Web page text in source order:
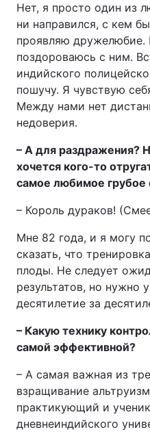
Нет, я просто один из
ни направился, с кем
проявляю дружелюбие.
поздороваюсь с ним.
индийского
пошучу. Я чувствую
Между нами нет
недоверия.
– А для раздражения?
хочется кого-то
самое любимое грубое
– Король дураков!
Мне 82 года, и я могу
сказать, что
плоды. Не следует
результатов, но нужно
десятилетие за
– Какую технику
самой эффективной?
– А самая важная из
взращивание
практикующий и
дневнеиндийского